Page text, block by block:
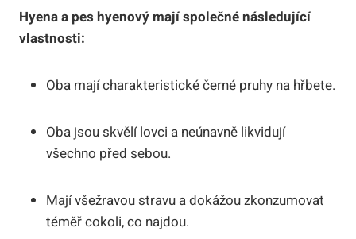
Hyena a pes hyenový mají společné následující
vlastnosti:
Oba mají charakteristické černé pruhy na hřbete.
Oba jsou skvělí lovci a neúnavně likvidují
všechno před sebou.
Mají všežravou stravu a dokážou zkonzumovat
téměř cokoli, co najdou.